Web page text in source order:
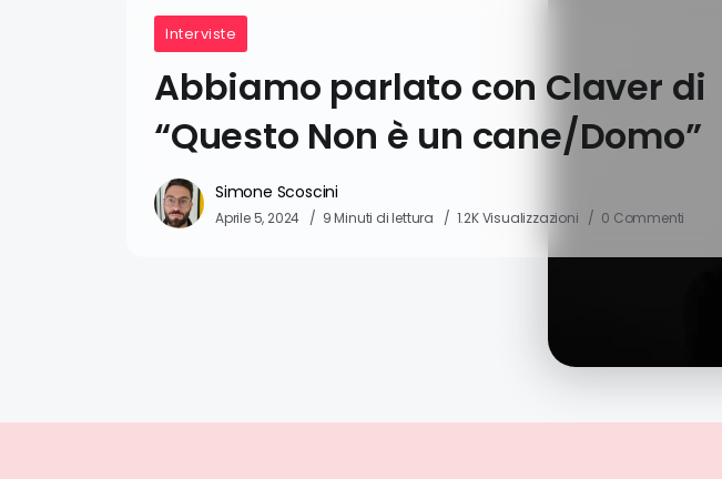
Interviste
Abbiamo parlato con Claver di
“Questo Non è un cane/Domo”
Simone Scoscini
Aprile 5, 2024 9 Minuti di lettura 1.2K Visualizzazioni 0 Commenti